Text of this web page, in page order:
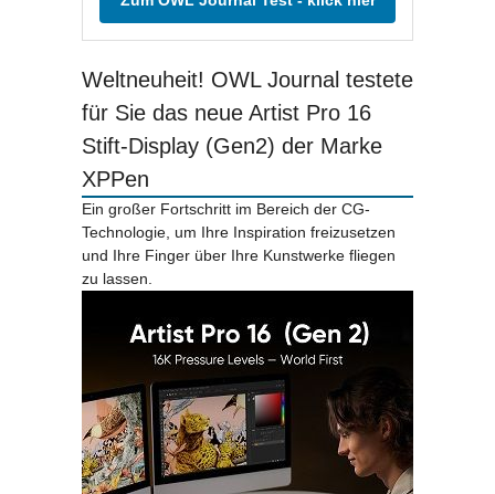
Weltneuheit! OWL Journal testete
für Sie das neue Artist Pro 16
Stift-Display (Gen2) der Marke
XPPen
Ein großer Fortschritt im Bereich der CG-
Technologie, um Ihre Inspiration freizusetzen
und Ihre Finger über Ihre Kunstwerke fliegen
zu lassen.